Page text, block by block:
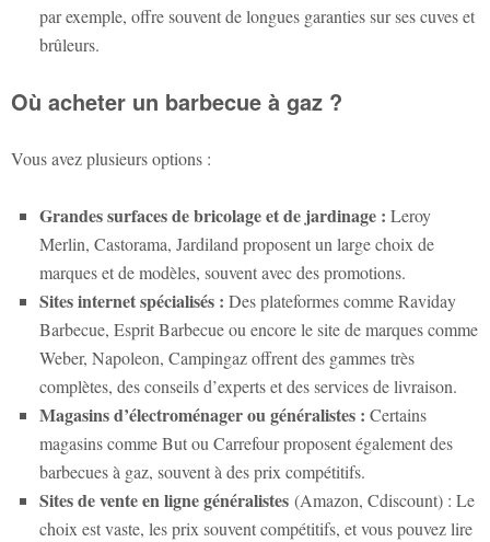
par exemple, offre souvent de longues garanties sur ses cuves et
brûleurs.
Où acheter un barbecue à gaz ?
Vous avez plusieurs options :
Grandes surfaces de bricolage et de jardinage : Leroy
Merlin, Castorama, Jardiland proposent un large choix de
marques et de modèles, souvent avec des promotions.
Sites internet spécialisés : Des plateformes comme Raviday
Barbecue, Esprit Barbecue ou encore le site de marques comme
Weber, Napoleon, Campingaz offrent des gammes très
complètes, des conseils d’experts et des services de livraison.
Magasins d’électroménager ou généralistes : Certains
magasins comme But ou Carrefour proposent également des
barbecues à gaz, souvent à des prix compétitifs.
Sites de vente en ligne généralistes (Amazon, Cdiscount) : Le
choix est vaste, les prix souvent compétitifs, et vous pouvez lire